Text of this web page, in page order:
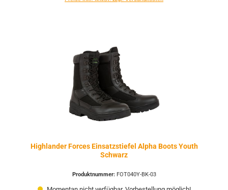
Highlander Forces Einsatzstiefel Alpha Boots Youth
Schwarz
Produktnummer: FOT040Y-BK-03